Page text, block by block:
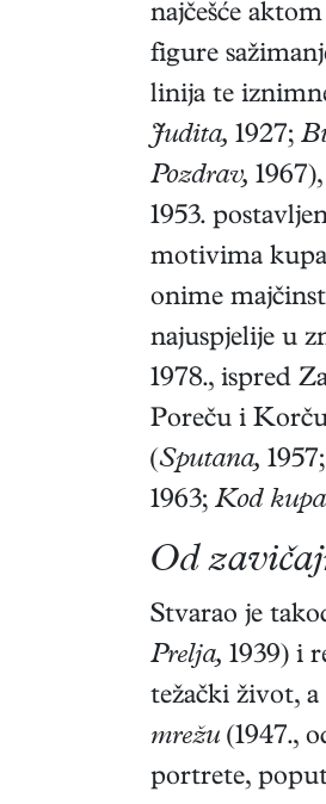
najčešće
figure
linija te
Judita, 1927;
Pozdrav,
1953.
motivima
onime
najuspjelije u
1978., ispred
Poreču i
(Sputana, 1957;
1963; Kod
Od
Stvarao je
Prelja, 1939) i
težački život,
mrežu (1947.,
portrete,